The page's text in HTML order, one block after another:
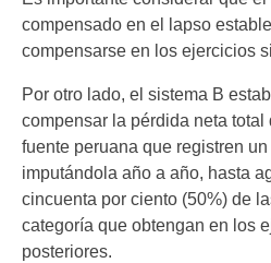
compensado en el lapso
compensarse en los ejercicios
Por otro lado, el sistema B
compensar la pérdida neta total
fuente peruana que registren
imputándola año a año, hasta
cincuenta por ciento (50%) de
categoría que obtengan en los
posteriores.